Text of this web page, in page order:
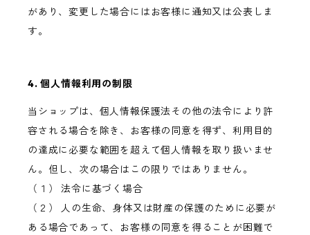
があり、変更した場合にはお客様に通知又は公表しま
す。
4. 個人情報利用の制限
当ショップは、個人情報保護法その他の法令により許
容される場合を除き、お客様の同意を得ず、利用目的
の達成に必要な範囲を超えて個人情報を取り扱いませ
ん。但し、次の場合はこの限りではありません。
（１） 法令に基づく場合
（２） 人の生命、身体又は財産の保護のために必要が
ある場合であって、お客様の同意を得ることが困難で